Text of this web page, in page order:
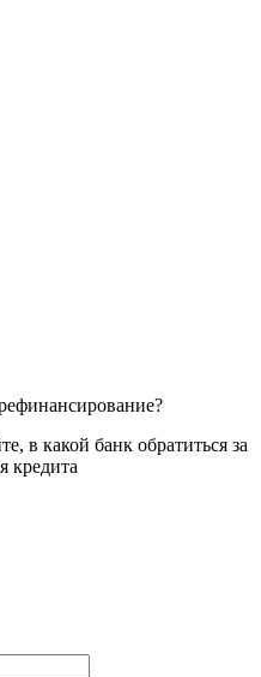
в какой банк обратиться за
кредита